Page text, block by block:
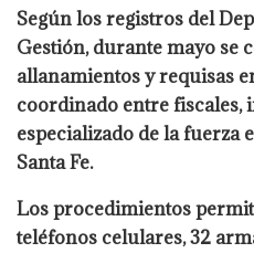
Según los registros del
Gestión, durante mayo se
allanamientos y requisas
coordinado entre fiscales,
especializado de la fuerza
Santa Fe.
Los procedimientos
teléfonos celulares, 32